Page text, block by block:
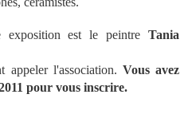
exposition est le peintre Tania
appeler l'association. Vous avez
pour vous inscrire.